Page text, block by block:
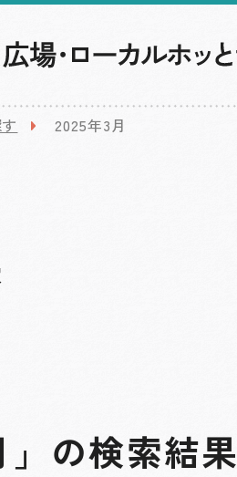
2025年3月
」の検索結果